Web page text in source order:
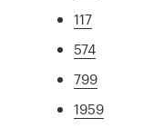
117
574
799
1959